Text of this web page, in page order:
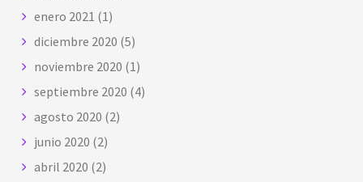
enero 2021 (1)
diciembre 2020 (5)
noviembre 2020 (1)
septiembre 2020 (4)
agosto 2020 (2)
junio 2020 (2)
abril 2020 (2)